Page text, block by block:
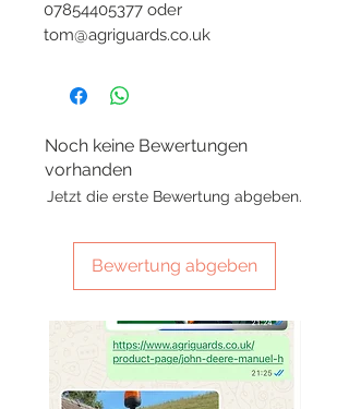
07854405377 oder
tom@agriguards.co.uk
Noch keine Bewertungen
vorhanden
Jetzt die erste Bewertung abgeben.
Bewertung abgeben